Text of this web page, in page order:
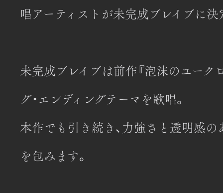
唱アーティストが未完成ブレイブに決
未完成ブレイブは前作『泡沫のユーク
グ・エンディングテーマを歌唱。
本作でも引き続き、力強さと透明感の
を包みます。